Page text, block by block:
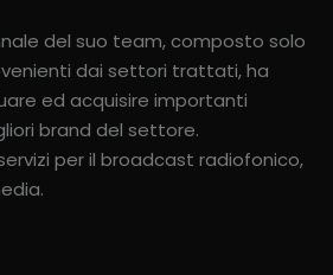
del suo team, composto solo
dai settori trattati, ha
ed acquisire importanti
brand del settore.
per il broadcast radiofonico,